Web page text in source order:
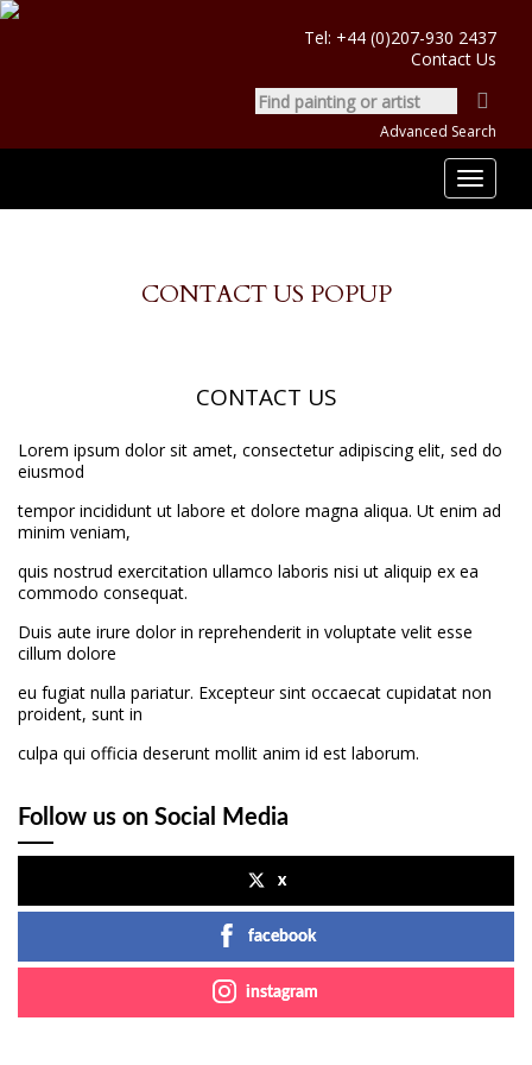
Tel: +44 (0)207-930 2437
Contact Us
Advanced Search
Toggle
CONTACT US POPUP
CONTACT US
Lorem ipsum dolor sit amet, consectetur adipiscing elit, sed do
eiusmod
tempor incididunt ut labore et dolore magna aliqua. Ut enim ad
minim veniam,
quis nostrud exercitation ullamco laboris nisi ut aliquip ex ea
commodo consequat.
Duis aute irure dolor in reprehenderit in voluptate velit esse
cillum dolore
eu fugiat nulla pariatur. Excepteur sint occaecat cupidatat non
proident, sunt in
culpa qui officia deserunt mollit anim id est laborum.
Follow us on Social Media
x
facebook
instagram